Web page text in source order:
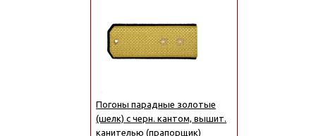
Погоны парадные золотые
(шелк) с черн. кантом, вышит.
канителью (прапорщик)